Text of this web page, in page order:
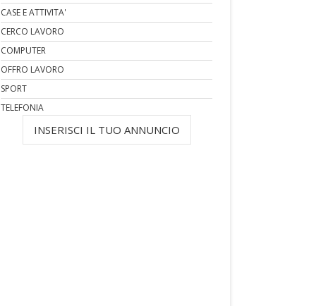
CASE E ATTIVITA'
CERCO LAVORO
COMPUTER
OFFRO LAVORO
SPORT
TELEFONIA
INSERISCI IL TUO ANNUNCIO